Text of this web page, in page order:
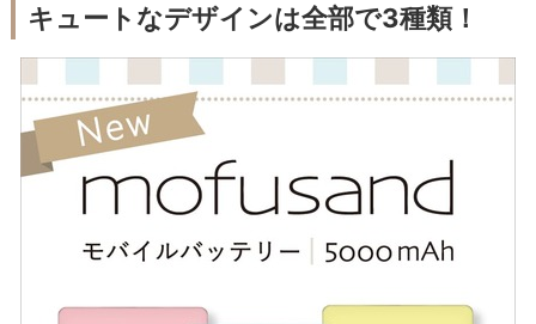
キュートなデザインは全部で3種類！